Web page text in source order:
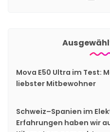
Mova E50 Ultra im Test:
liebster Mitbewohner
Schweiz–Spanien im
Erfahrungen haben wir